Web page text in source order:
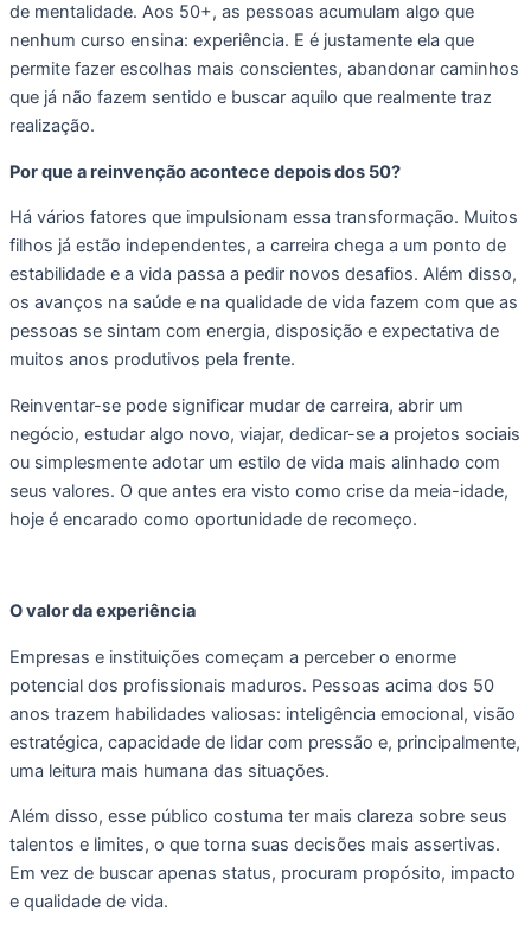
de mentalidade. Aos 50+, as pessoas acumulam algo que
nenhum curso ensina: experiência. E é justamente ela que
permite fazer escolhas mais conscientes, abandonar caminhos
que já não fazem sentido e buscar aquilo que realmente traz
realização.
Por que a reinvenção acontece depois dos 50?
Há vários fatores que impulsionam essa transformação. Muitos
filhos já estão independentes, a carreira chega a um ponto de
estabilidade e a vida passa a pedir novos desafios. Além disso,
os avanços na saúde e na qualidade de vida fazem com que as
pessoas se sintam com energia, disposição e expectativa de
muitos anos produtivos pela frente.
Reinventar-se pode significar mudar de carreira, abrir um
negócio, estudar algo novo, viajar, dedicar-se a projetos sociais
ou simplesmente adotar um estilo de vida mais alinhado com
seus valores. O que antes era visto como crise da meia-idade,
hoje é encarado como oportunidade de recomeço.
O valor da experiência
Empresas e instituições começam a perceber o enorme
potencial dos profissionais maduros. Pessoas acima dos 50
anos trazem habilidades valiosas: inteligência emocional, visão
estratégica, capacidade de lidar com pressão e, principalmente,
uma leitura mais humana das situações.
Além disso, esse público costuma ter mais clareza sobre seus
talentos e limites, o que torna suas decisões mais assertivas.
Em vez de buscar apenas status, procuram propósito, impacto
e qualidade de vida.